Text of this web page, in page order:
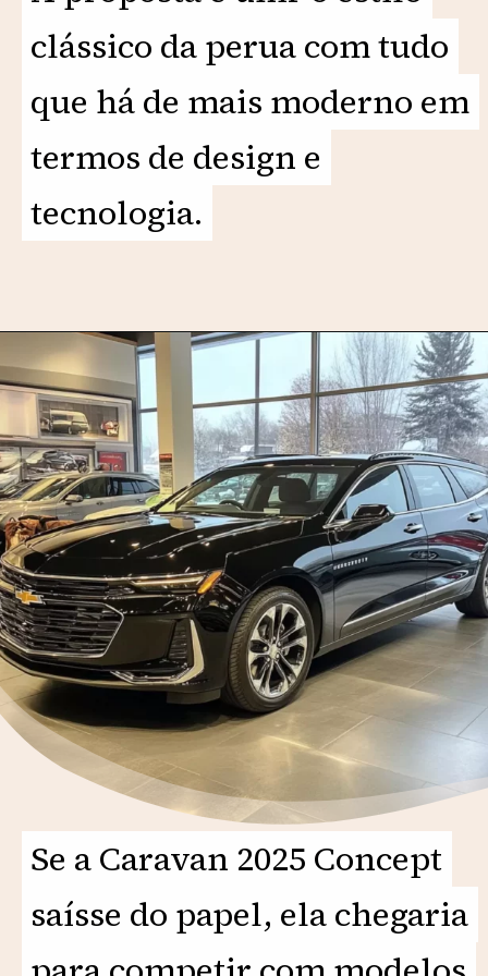
clássico da perua com tudo
que há de mais moderno em
termos de design e
tecnologia.
clássico da perua com tudo
que há de mais moderno em
termos de design e
tecnologia.
Opening https://motorprime.com.br/caravan-2025-concept-uma-visao-moderna-da-famosa-perua/
Se a Caravan 2025 Concept
saísse do papel, ela chegaria
Se a Caravan 2025 Concept
saísse do papel, ela chegaria